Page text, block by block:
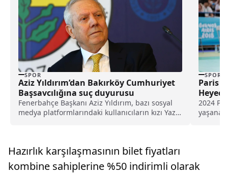
SPOR
Aziz Yıldırım’dan Bakırköy Cumhuriyet
Başsavcılığına suç duyurusu
Fenerbahçe Başkanı Aziz Yıldırım, bazı sosyal
medya platformlarındaki kullanıcıların kızı Yaz
SPOR
Paris
2024
Hazırlık karşılaşmasının bilet fiyatları
kombine sahiplerine %50 indirimli olarak